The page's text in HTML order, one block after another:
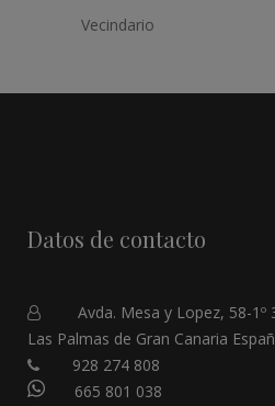
Vecindario
Datos de contacto
Avda. Mesa y Lopez, 58-1º
Las Palmas de Gran Canaria
928 274 808
665 801 038